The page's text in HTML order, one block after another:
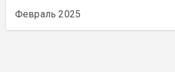
Февраль 2025